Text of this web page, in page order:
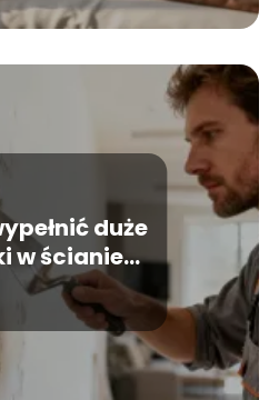
duże
w ścianie
poradnik